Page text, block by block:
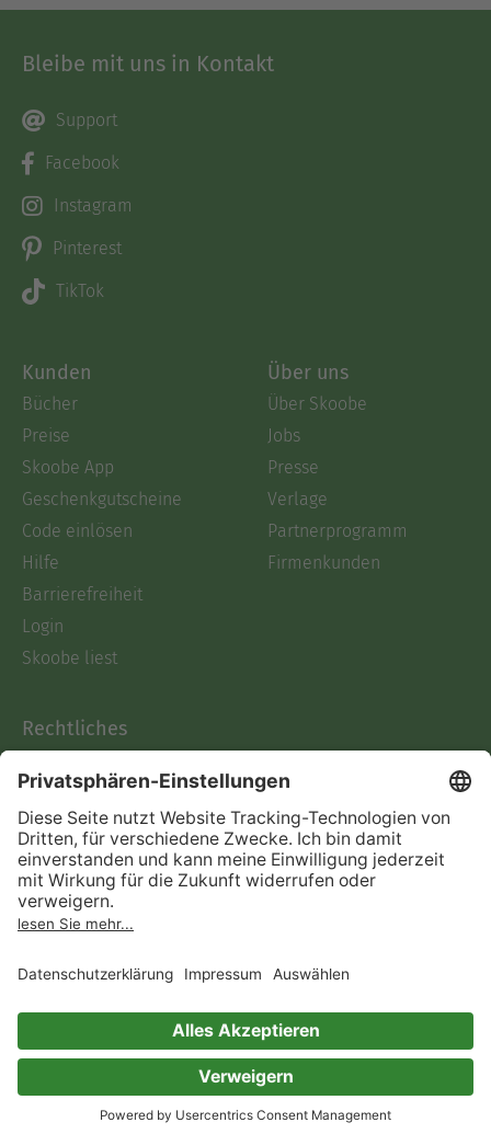
Bleibe mit uns in Kontakt
Support
Facebook
Instagram
Pinterest
TikTok
Kunden
Bücher
Preise
Skoobe App
Geschenkgutscheine
Code einlösen
Hilfe
Barrierefreiheit
Login
Skoobe liest
Über uns
Über Skoobe
Jobs
Presse
Verlage
Partnerprogramm
Firmenkunden
Rechtliches
AGB
Informationen nach Data
Act
Verträge hier kündigen
Impressum
Immer ein gutes Buch